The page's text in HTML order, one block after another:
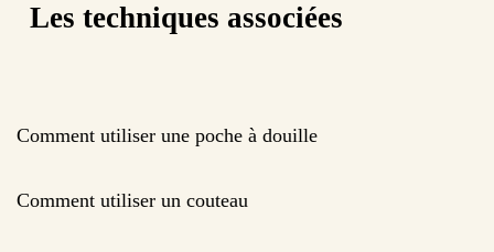
Les techniques associées
Comment utiliser une poche à douille
Comment utiliser un couteau